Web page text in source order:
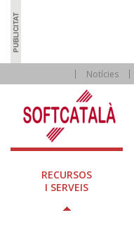
Notícies
RECURSOS
I SERVEIS